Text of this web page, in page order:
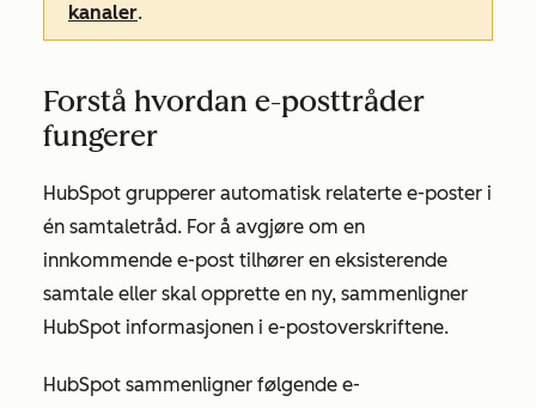
kanaler.
Forstå hvordan e-posttråder
fungerer
HubSpot grupperer automatisk relaterte e-poster i
én samtaletråd. For å avgjøre om en
innkommende e-post tilhører en eksisterende
samtale eller skal opprette en ny, sammenligner
HubSpot informasjonen i e-postoverskriftene.
HubSpot sammenligner følgende e-